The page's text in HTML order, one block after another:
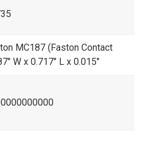
MC187 (Faston Contact
W x 0.717" L x 0.015"